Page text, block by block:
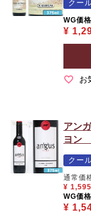
クー
WG価格
¥
お
アン
ヨン
クー
通常価
¥ 1,595
WG価格
¥